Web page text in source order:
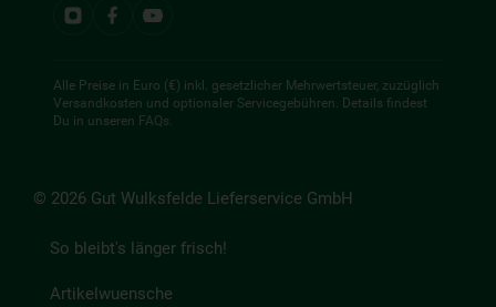
Alle Preise in Euro (€) inkl. gesetzlicher Mehrwertsteuer, zuzüglich
Versandkosten und optionaler Servicegebühren. Details findest
Du in unseren FAQs.
© 2026 Gut Wulksfelde Lieferservice GmbH
So bleibt's länger frisch!
Artikelwuensche